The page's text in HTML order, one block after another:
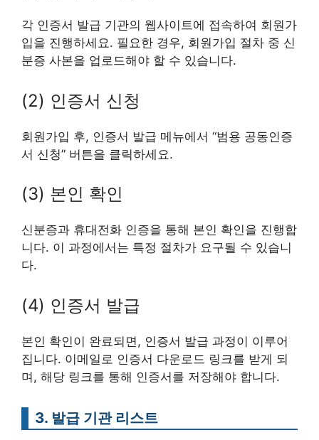
각 인증서 발급 기관의 웹사이트에 접속하여 회원가
입을 진행하세요. 필요한 경우, 회원가입 절차 중 신
분증 사본을 업로드해야 할 수 있습니다.
(2) 인증서 신청
회원가입 후, 인증서 발급 메뉴에서 “범용 공동인증
서 신청” 버튼을 클릭하세요.
(3) 본인 확인
신분증과 휴대전화 인증을 통해 본인 확인을 진행합
니다. 이 과정에서는 특정 절차가 요구될 수 있습니
다.
(4) 인증서 발급
본인 확인이 완료되면, 인증서 발급 과정이 이루어
집니다. 이메일로 인증서 다운로드 링크를 받게 되
며, 해당 링크를 통해 인증서를 저장해야 합니다.
3. 발급 기관 리스트